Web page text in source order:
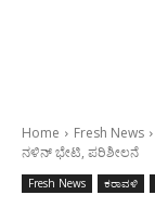
Home Fresh News
ನಳಿನ್ ಭೇಟಿ, ಪರಿಶೀಲನೆ
Fresh News ಕರಾವಳಿ